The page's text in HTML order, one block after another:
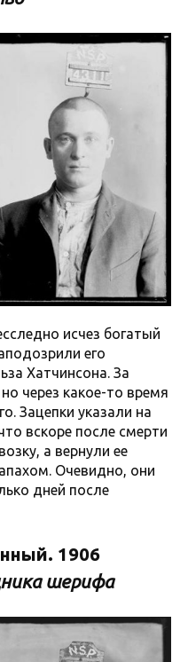
исчез богатый
его
Хатчинсона. За
через какое-то время
Зацепки указали на
вскоре после смерти
а вернули ее
Очевидно, они
дней после
1906
шерифа